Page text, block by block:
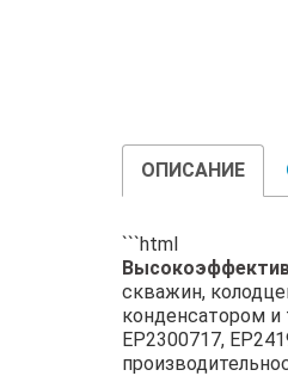
ОПИСАНИЕ
```html
скважин,
конденсатором и
EP2300717,